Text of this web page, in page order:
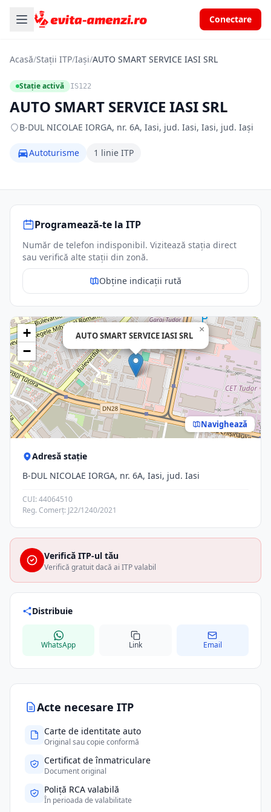
Conectare
Acasă/Stații ITP/Iași/AUTO SMART SERVICE IASI SRL
Stație activă IS122
AUTO SMART SERVICE IASI SRL
B-DUL NICOLAE IORGA, nr. 6A, Iasi, jud. Iasi, Iasi, jud. Iași
Autoturisme 1 linie ITP
Acte necesare ITP
Carte de identitate auto
Original sau copie conformă
Certificat de înmatriculare
Document original
Poliță RCA valabilă
În perioada de valabilitate
Programează-te la ITP
Număr de telefon indisponibil. Vizitează stația direct
sau verifică alte stații din zonă.
Obține indicații rută
AUTO SMART SERVICE IASI SRL
×
+
−
Navighează
Adresă stație
B-DUL NICOLAE IORGA, nr. 6A, Iasi, jud. Iasi
CUI: 44064510
Reg. Comerț: J22/1240/2021
Verifică ITP-ul tău
Verifică gratuit dacă ai ITP valabil
Distribuie
WhatsApp Link Email